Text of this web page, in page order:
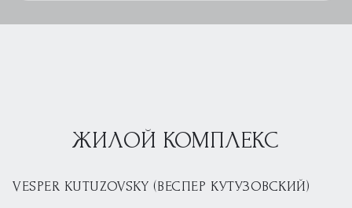
ЖИЛОЙ КОМПЛЕКС
VESPER KUTUZOVSKY (ВЕСПЕР КУТУЗОВСКИЙ)